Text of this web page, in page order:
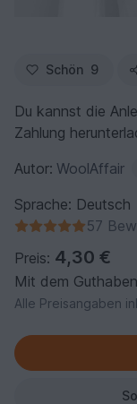
Schön 9
Du kannst die
Zahlung
Autor: WoolAffair
Sprache: Deutsch
57
Preis: 4,30 €
Mit dem
Alle Preisangaben